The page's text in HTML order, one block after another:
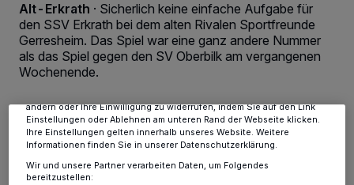
Alt-Erkrath · Sicherlich keine einfache Aufgabe für
den SSV Erkrath bei dem alten Rivalen Sportfreunde
Gerresheim. Das Spiel war eine ganz andere Nummer
als das Spiel gegen den SV Oberbilk am vergangenen
Wochenende.
05.02.2020 , 13:32 Uhr 2 Minuten Lesezeit
Wir und unsere218-Partner speichern und greifen auf
personenbezogene Daten wie Browserdaten oder eindeutige
Kennungen auf Ihrem Gerät zu. Durch Auswahl von OK aktivieren Sie
Tracking-Technologien für die unter „Wir und unsere Partner
verarbeiten Daten, um Ihnen Dienste bereitzustellen“ aufgeführten
Zwecke. Wenn Tracker deaktiviert sind, sind manche Inhalte und
ändern oder Ihre Einwilligung zu widerrufen, indem Sie auf den Link
Einstellungen oder Ablehnen am unteren Rand der Webseite klicken.
Ihre Einstellungen gelten innerhalb unseres Website. Weitere
Informationen finden Sie in unserer Datenschutzerklärung.
Wir und unsere Partner verarbeiten Daten, um Folgendes
bereitzustellen: